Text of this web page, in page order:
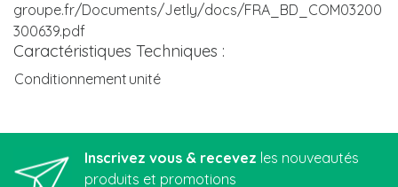
groupe.fr/Documents/Jetly/docs/FRA_BD_COM03200
300639.pdf
Caractéristiques Techniques :
Conditionnement unité
Inscrivez vous & recevez les nouveautés
produits et promotions